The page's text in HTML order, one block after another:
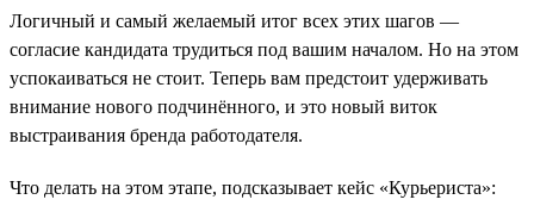
Логичный и самый желаемый итог всех этих шагов —
согласие кандидата трудиться под вашим началом. Но на этом
успокаиваться не стоит. Теперь вам предстоит удерживать
внимание нового подчинённого, и это новый виток
выстраивания бренда работодателя.
Что делать на этом этапе, подсказывает кейс «Курьериста»: